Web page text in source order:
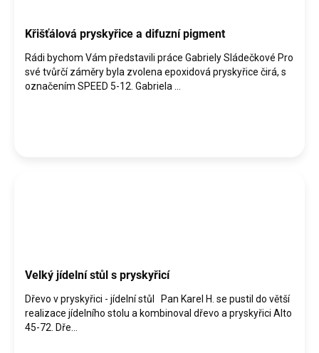
Křišťálová pryskyřice a difuzní pigment
Rádi bychom Vám představili práce Gabriely Sládečkové Pro
své tvůrčí záměry byla zvolena epoxidová pryskyřice čirá, s
označením SPEED 5-12. Gabriela ...
Velký jídelní stůl s pryskyřicí
Dřevo v pryskyřici - jídelní stůl Pan Karel H. se pustil do větší
realizace jídelního stolu a kombinoval dřevo a pryskyřici Alto
45-72. Dře...